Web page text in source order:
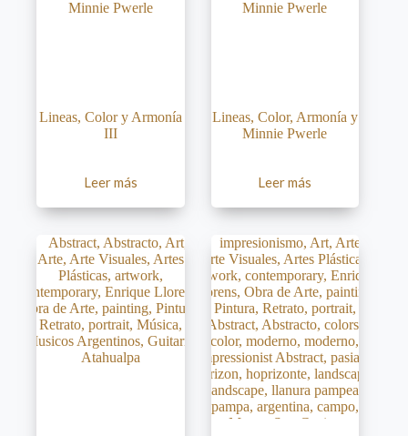
Lineas, Color y Armonía
III
Leer más
Lineas, Color, Armonía y
Minnie Pwerle
Leer más